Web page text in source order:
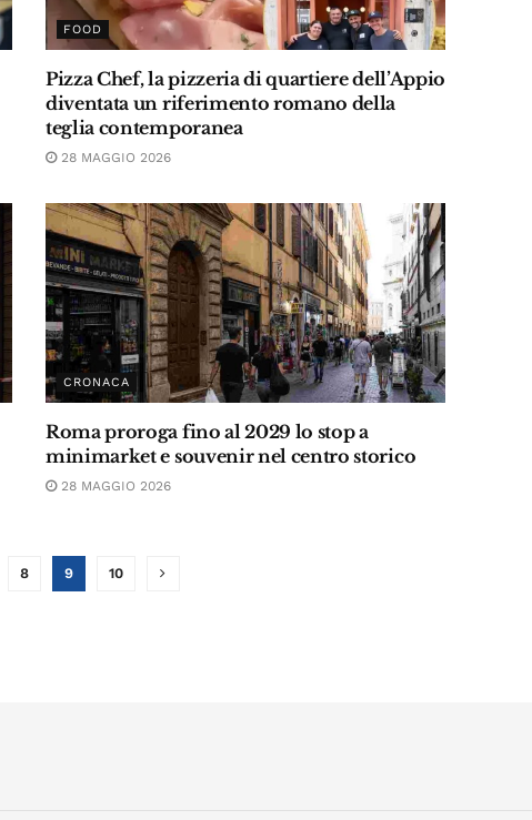
FOOD
Pizza Chef, la pizzeria di quartiere dell’Appio
diventata un riferimento romano della
teglia contemporanea
28 MAGGIO 2026
CRONACA
Roma proroga fino al 2029 lo stop a
minimarket e souvenir nel centro storico
28 MAGGIO 2026
8 9 10